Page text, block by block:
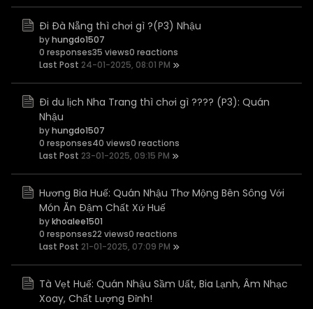
Đi Đà Nẵng thì chơi gì ?(P3) Nhậu
byhungdo1507
0 responses35 views0 reactions
Last Post 24-01-2025, 08:01 PM
Đi du lịch Nha Trang thì chơi gì ???? (P3): Quán
Nhậu
byhungdo1507
0 responses40 views0 reactions
Last Post 23-01-2025, 09:15 PM
Hương Bia Huế: Quán Nhậu Thơ Mộng Bên Sông Với
Món Ăn Đậm Chất Xứ Huế
bykhoalee1501
0 responses22 views0 reactions
Last Post 21-01-2025, 07:09 PM
Tà Vẹt Huế: Quán Nhậu Sầm Uất, Bia Lạnh, Âm Nhạc
Xoay, Chất Lượng Đỉnh!